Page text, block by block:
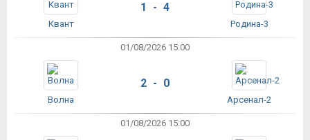
Квант
1 - 4
Родина-3
01/08/2026 15:00
Волна
2 - 0
Арсенал-2
01/08/2026 15:00